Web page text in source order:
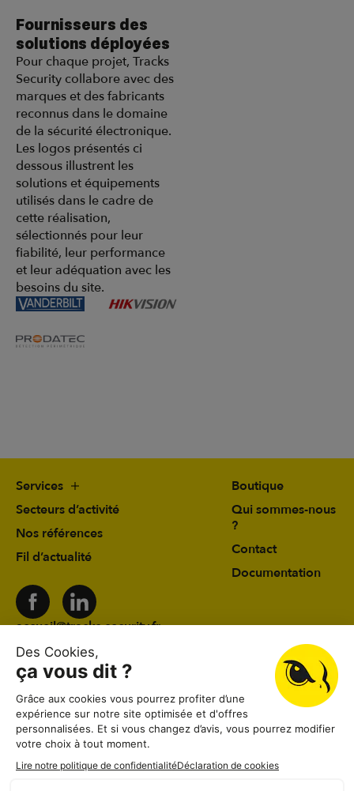
Fournisseurs des
solutions déployées
Pour chaque projet, Tracks
Security collabore avec des
marques et des fabricants
reconnus dans le domaine
de la sécurité électronique.
Les logos présentés ci
dessous illustrent les
solutions et équipements
utilisés dans le cadre de
cette réalisation,
sélectionnés pour leur
fiabilité, leur performance
et leur adéquation avec les
besoins du site.
Services
Secteurs d’activité
Nos références
Fil d’actualité
Boutique
Qui sommes-nous
?
Contact
Documentation
accueil@tracks-security.fr
03 24 59 78 19
41 rue du Château d’Eau 08000 Charleville-
Mézières
Lundi au vendredi
08:30–12:00, 13:30–18:30
Samedi
08:30–12:00